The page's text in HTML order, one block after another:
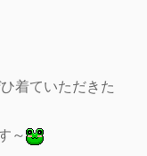
着ていただきた
～